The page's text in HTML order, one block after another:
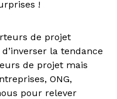
!
de projet
la tendance
de projet mais
ONG,
pour relever